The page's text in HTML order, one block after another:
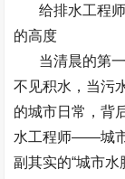
给排水工程
的高度
当清晨的第
不见积水，当污
的城市日常，背
水工程师——城
副其实的“城市水